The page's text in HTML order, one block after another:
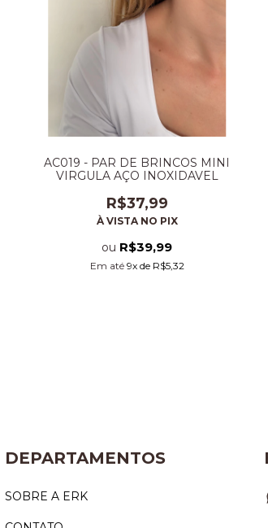
AC019 - PAR DE BRINCOS MINI
VIRGULA AÇO INOXIDAVEL
R$37,99
À VISTA NO PIX
ou R$39,99
Em até 9x de R$5,32
DEPARTAMENTOS
SOBRE A ERK